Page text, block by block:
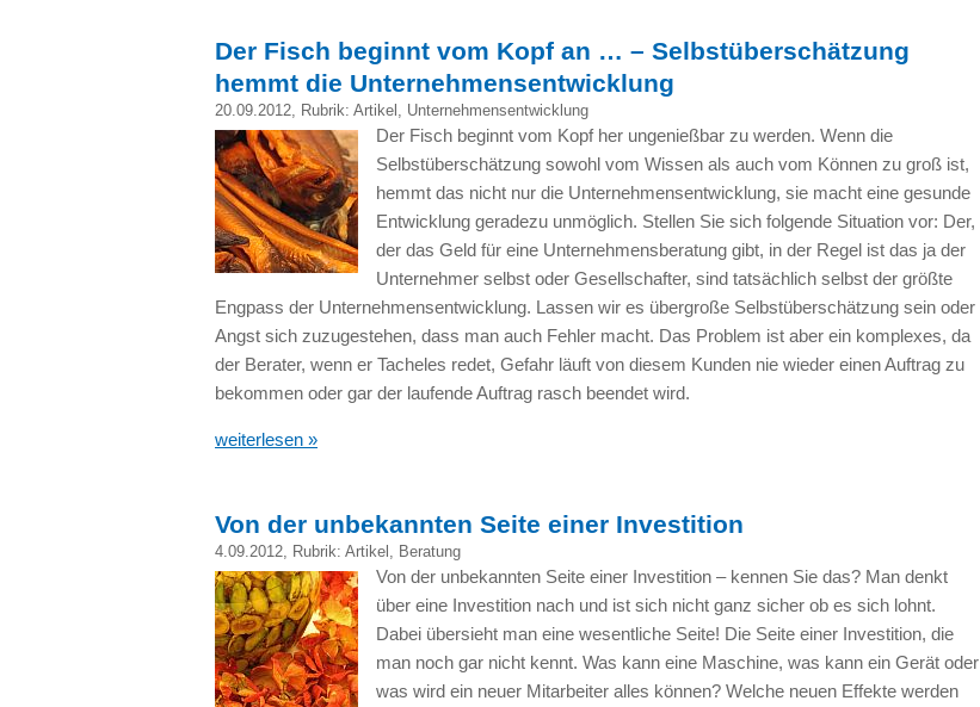
Der Fisch beginnt vom Kopf an … – Selbstüberschätzung
hemmt die Unternehmensentwicklung
20.09.2012 , Rubrik: Artikel Unternehmensentwicklung
Der Fisch beginnt vom Kopf her ungenießbar zu werden. Wenn die
Selbstüberschätzung sowohl vom Wissen als auch vom Können zu groß ist,
hemmt das nicht nur die Unternehmensentwicklung, sie macht eine gesunde
Entwicklung geradezu unmöglich. Stellen Sie sich folgende Situation vor: Der,
der das Geld für eine Unternehmensberatung gibt, in der Regel ist das ja der
Unternehmer selbst oder Gesellschafter, sind tatsächlich selbst der größte
Engpass der Unternehmensentwicklung. Lassen wir es übergroße Selbstüberschätzung sein oder
Angst sich zuzugestehen, dass man auch Fehler macht. Das Problem ist aber ein komplexes, da
der Berater, wenn er Tacheles redet, Gefahr läuft von diesem Kunden nie wieder einen Auftrag zu
bekommen oder gar der laufende Auftrag rasch beendet wird.
weiterlesen »
Von der unbekannten Seite einer Investition
4.09.2012 , Rubrik: Artikel Beratung
Von der unbekannten Seite einer Investition – kennen Sie das? Man denkt
über eine Investition nach und ist sich nicht ganz sicher ob es sich lohnt.
Dabei übersieht man eine wesentliche Seite! Die Seite einer Investition, die
man noch gar nicht kennt. Was kann eine Maschine, was kann ein Gerät oder
was wird ein neuer Mitarbeiter alles können? Welche neuen Effekte werden